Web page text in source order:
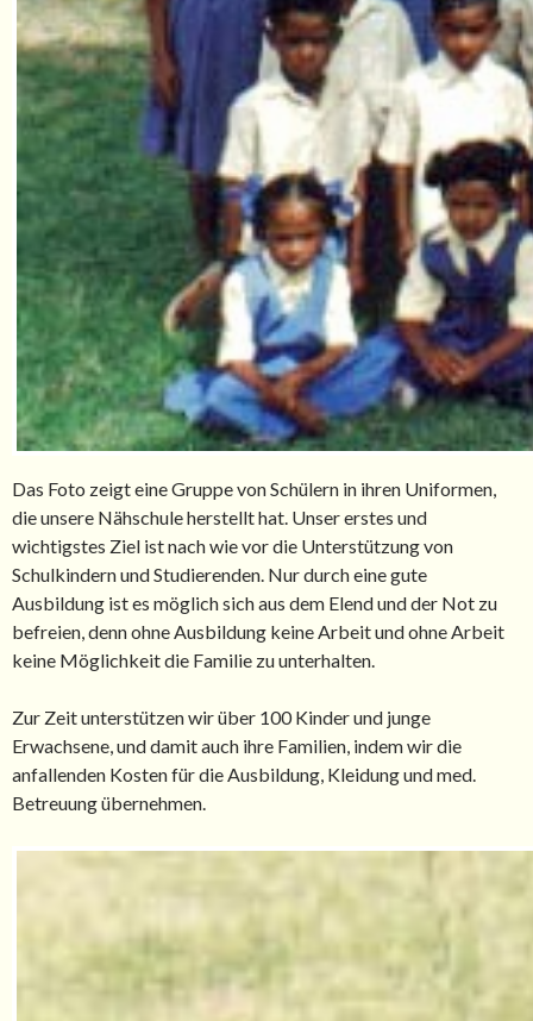
Das Foto zeigt eine Gruppe von Schülern in ihren Uniformen,
die unsere Nähschule herstellt hat. Unser erstes und
wichtigstes Ziel ist nach wie vor die Unterstützung von
Schulkindern und Studierenden. Nur durch eine gute
Ausbildung ist es möglich sich aus dem Elend und der Not zu
befreien, denn ohne Ausbildung keine Arbeit und ohne Arbeit
keine Möglichkeit die Familie zu unterhalten.
Zur Zeit unterstützen wir über 100 Kinder und junge
Erwachsene, und damit auch ihre Familien, indem wir die
anfallenden Kosten für die Ausbildung, Kleidung und med.
Betreuung übernehmen.